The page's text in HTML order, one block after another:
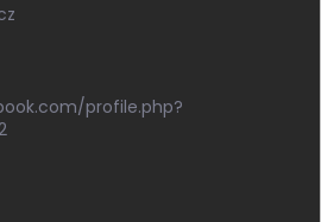
profile.php?